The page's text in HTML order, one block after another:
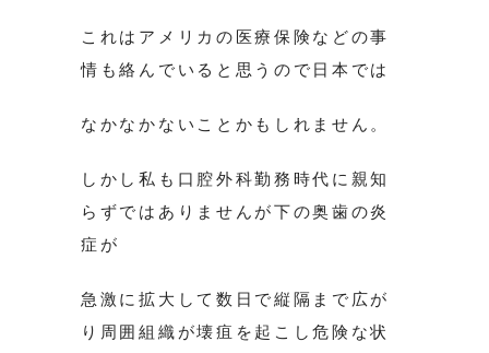
これはアメリカの医療保険などの事
情も絡んでいると思うので日本では
なかなかないことかもしれません。
しかし私も口腔外科勤務時代に親知
らずではありませんが下の奥歯の炎
症が
急激に拡大して数日で縦隔まで広が
り周囲組織が壊疽を起こし危険な状